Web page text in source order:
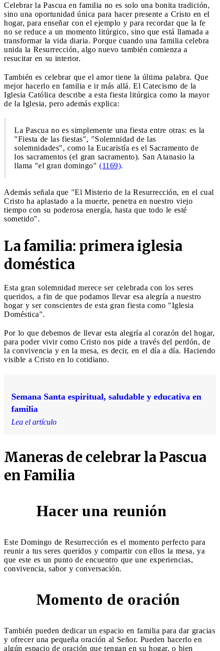
Celebrar la Pascua en familia no es solo una bonita tradición,
sino una oportunidad única para hacer presente a Cristo en el
hogar, para enseñar con el ejemplo y para recordar que la fe
no se reduce a un momento litúrgico, sino que está llamada a
transformar la vida diaria. Porque cuando una familia celebra
unida la Resurrección, algo nuevo también comienza a
resucitar en su interior.
También es celebrar que el amor tiene la última palabra. Que
mejor hacerlo en familia e ir más allá. El Catecismo de la
Iglesia Católica describe a esta fiesta litúrgica como la mayor
de la Iglesia, pero además explica:
La Pascua no es simplemente una fiesta entre otras: es la
"Fiesta de las fiestas", "Solemnidad de las
solemnidades", como la Eucaristía es el Sacramento de
los sacramentos (el gran sacramento). San Atanasio la
llama "el gran domingo" (1169).
Además señala que "El Misterio de la Resurrección, en el cual
Cristo ha aplastado a la muerte, penetra en nuestro viejo
tiempo con su poderosa energía, hasta que todo le esté
sometido".
La familia: primera iglesia
doméstica
Esta gran solemnidad merece ser celebrada con los seres
queridos, a fin de que podamos llevar esa alegría a nuestro
hogar y ser conscientes de esta gran fiesta como "Iglesia
Doméstica".
Por lo que debemos de llevar esta alegría al corazón del hogar,
para poder vivir como Cristo nos pide a través del perdón, de
la convivencia y en la mesa, es decir, en el día a día. Haciendo
visible a Cristo en lo cotidiano.
Semana Santa espiritual, saludable y educativa en
familia
Lea el artículo
Maneras de celebrar la Pascua
en Familia
Hacer una reunión
Este Domingo de Resurrección es el momento perfecto para
reunir a tus seres queridos y compartir con ellos la mesa, ya
que este es un punto de encuentro que une experiencias,
convivencia, sabor y conversación.
Momento de oración
También pueden dedicar un espacio en familia para dar gracias
y ofrecer una pequeña oración al Señor. Pueden hacerlo en
algún espacio de oración que tengan en su hogar, o bien